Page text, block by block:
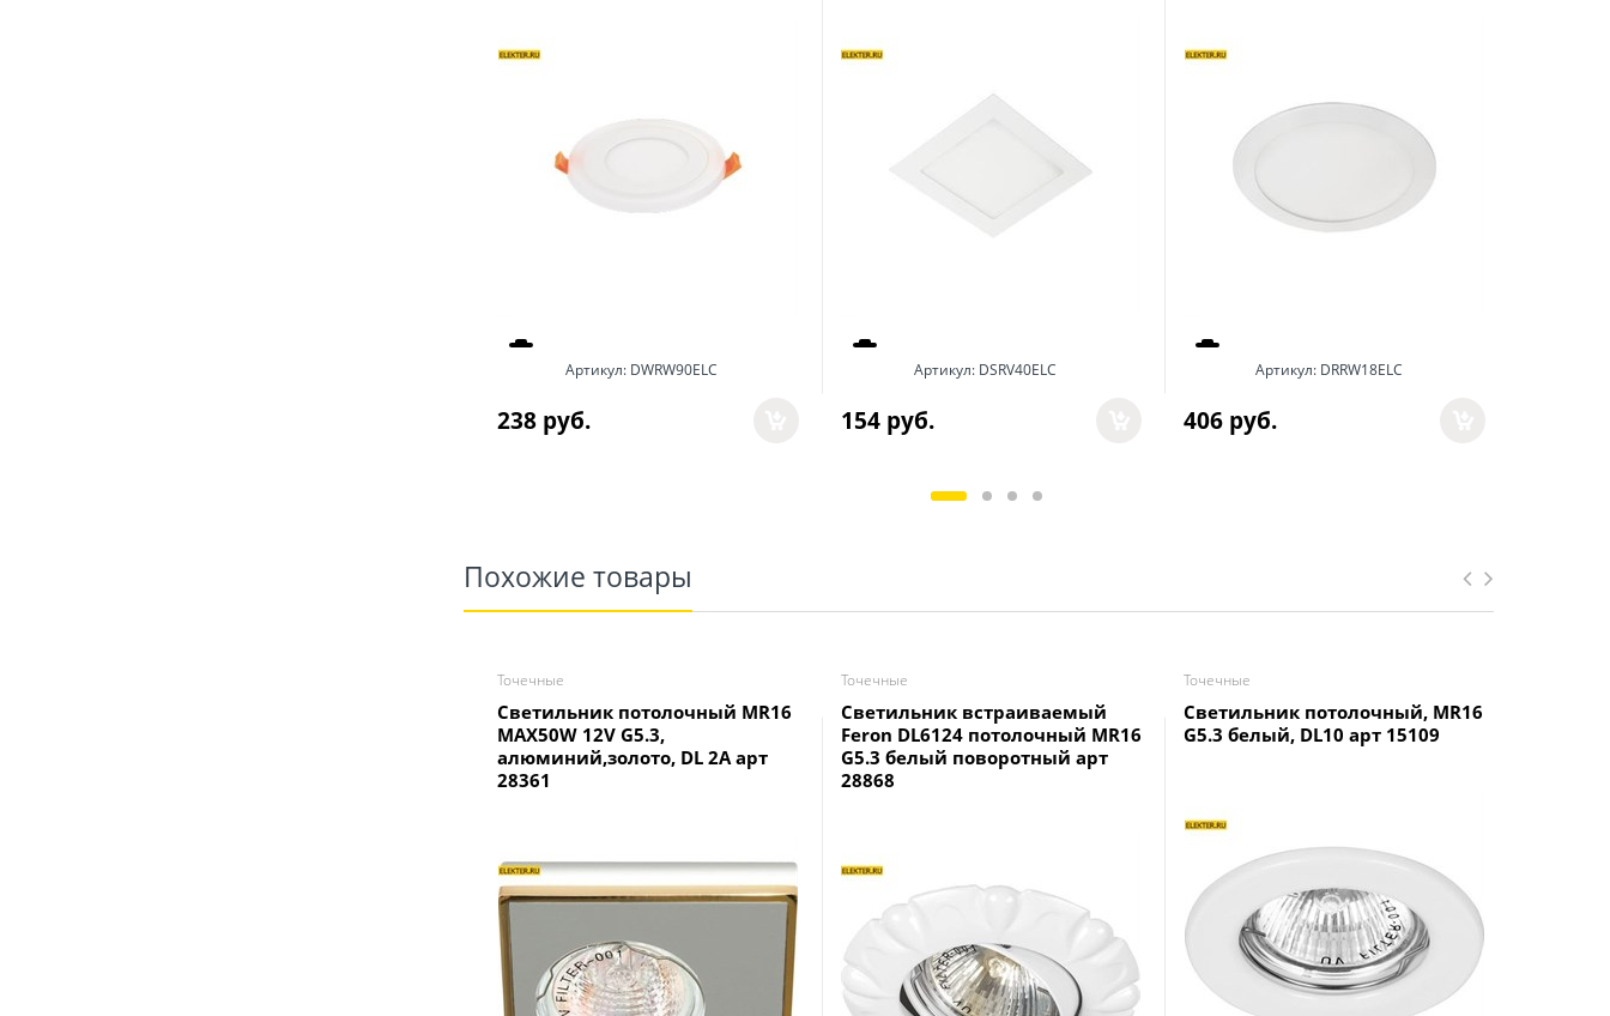
Артикул: DWRW90ELC
238 руб.
Артикул: DSRV40ELC
154 руб.
Артикул: DRRW18ELC
406 руб.
Похожие товары
Точечные
Светильник потолочный MR16
MAX50W 12V G5.3,
алюминий,золото, DL 2A арт
28361
Точечные
Светильник встраиваемый
Feron DL6124 потолочный MR16
G5.3 белый поворотный арт
28868
Точечные
Светильник потолочный, MR16
G5.3 белый, DL10 арт 15109